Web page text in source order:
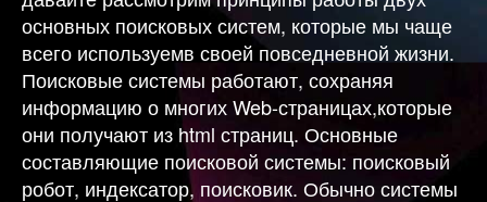
основных поисковых систем, которые мы чаще
всего используемв своей повседневной жизни.
Поисковые системы работают, сохраняя
информацию о многих Web-страницах,которые
они получают из html страниц. Основные
составляющие поисковой системы: поисковый
робот, индексатор, поисковик. Обычно системы